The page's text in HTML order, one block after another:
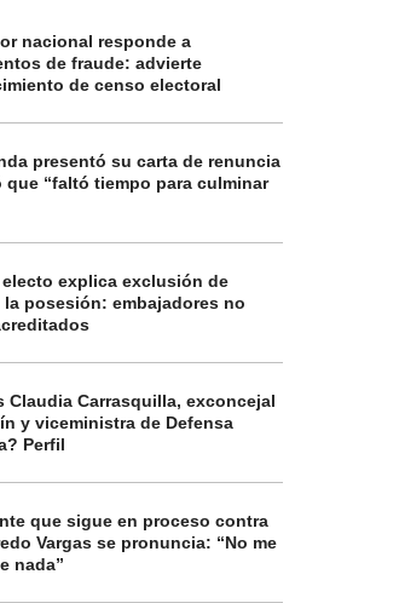
nacional responde a
de fraude: advierte
de censo electoral
presentó su carta de renuncia
que “faltó tiempo para culminar
explica exclusión de
la posesión: embajadores no
Claudia Carrasquilla, exconcejal
y viceministra de Defensa
Perfil
que sigue en proceso contra
Vargas se pronuncia: “No me
nada”